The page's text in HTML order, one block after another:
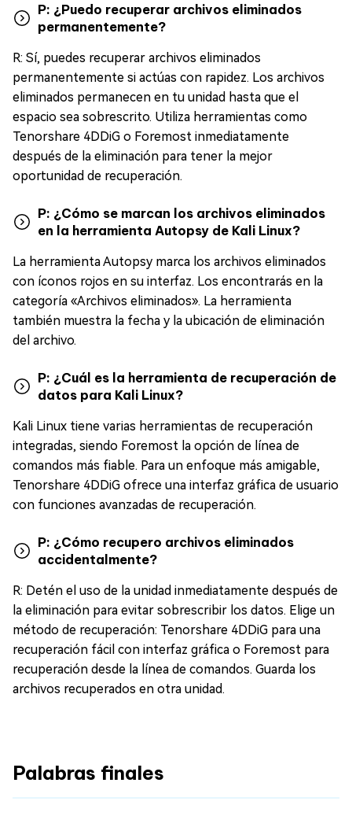
P: ¿Puedo recuperar archivos eliminados
permanentemente?
R: Sí, puedes recuperar archivos eliminados
permanentemente si actúas con rapidez. Los archivos
eliminados permanecen en tu unidad hasta que el
espacio sea sobrescrito. Utiliza herramientas como
Tenorshare 4DDiG o Foremost inmediatamente
después de la eliminación para tener la mejor
oportunidad de recuperación.
P: ¿Cómo se marcan los archivos eliminados
en la herramienta Autopsy de Kali Linux?
La herramienta Autopsy marca los archivos eliminados
con íconos rojos en su interfaz. Los encontrarás en la
categoría «Archivos eliminados». La herramienta
también muestra la fecha y la ubicación de eliminación
del archivo.
P: ¿Cuál es la herramienta de recuperación de
datos para Kali Linux?
Kali Linux tiene varias herramientas de recuperación
integradas, siendo Foremost la opción de línea de
comandos más fiable. Para un enfoque más amigable,
Tenorshare 4DDiG ofrece una interfaz gráfica de usuario
con funciones avanzadas de recuperación.
P: ¿Cómo recupero archivos eliminados
accidentalmente?
R: Detén el uso de la unidad inmediatamente después de
la eliminación para evitar sobrescribir los datos. Elige un
método de recuperación: Tenorshare 4DDiG para una
recuperación fácil con interfaz gráfica o Foremost para
recuperación desde la línea de comandos. Guarda los
archivos recuperados en otra unidad.
Palabras finales